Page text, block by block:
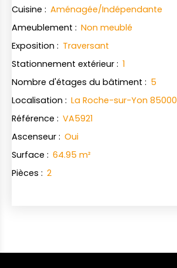
Cuisine : Aménagée/Indépendante
Ameublement : Non meublé
Exposition : Traversant
Stationnement extérieur : 1
Nombre d'étages du bâtiment : 5
Localisation : La Roche-sur-Yon 85000
Référence : VA5921
Ascenseur : Oui
Surface : 64.95 m²
Pièces : 2